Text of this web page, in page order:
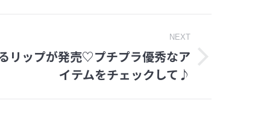
NEXT
リップが発売♡プチプラ優秀なア
イテムをチェックして♪